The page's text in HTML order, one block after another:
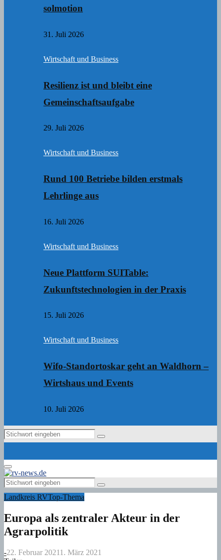
solmotion
31. Juli 2026
Wirtschaft und Business
Resilienz ist und bleibt eine
Gemeinschaftsaufgabe
29. Juli 2026
Wirtschaft und Business
Rund 100 Betriebe bilden erstmals
Lehrlinge aus
16. Juli 2026
Wirtschaft und Business
Neue Plattform SUITable:
Zukunftstechnologien in der Praxis
15. Juli 2026
Wirtschaft und Business
Wifo-Standortoskar geht an Waldhorn –
Wirtshaus und Events
10. Juli 2026
Search
Search
Primary
Menu
Search
for:
Search
Landkreis RVTop-Thema
Europa als zentraler Akteur in der
Agrarpolitik
-22. Februar 20211. März 2021